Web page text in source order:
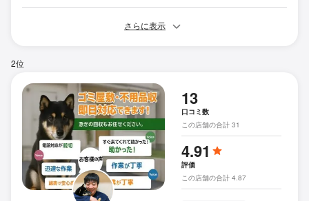
さらに表示
2位
13
口コミ数
この店舗の合計 31
4.91
評価
この店舗の合計 4.87